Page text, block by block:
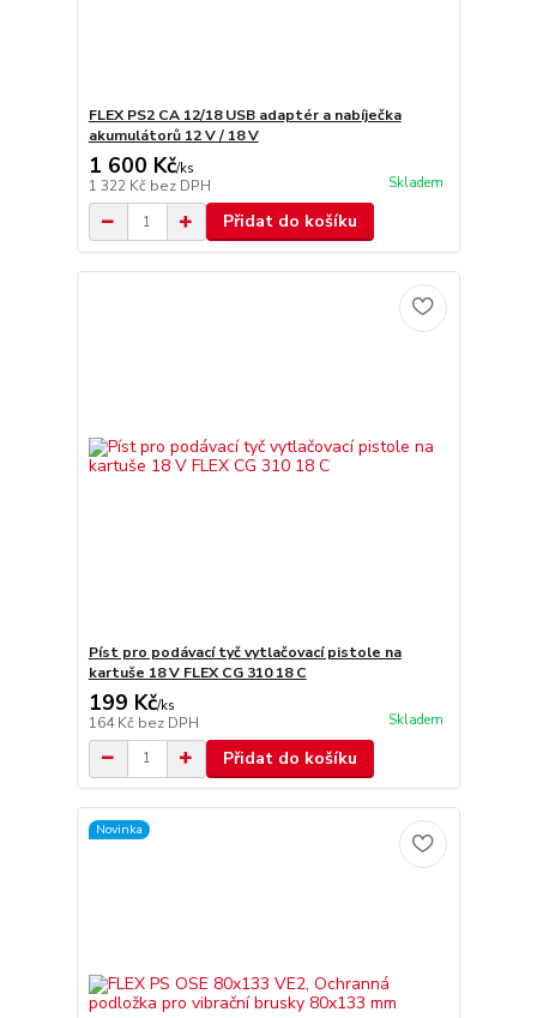
FLEX PS2 CA 12/18 USB adaptér a nabíječka
akumulátorů 12 V / 18 V
1 600 Kč/ks
1 322 Kč bez DPH Skladem
Přidat do košíku
Píst pro podávací tyč vytlačovací pistole na
kartuše 18 V FLEX CG 310 18 C
199 Kč/ks
164 Kč bez DPH Skladem
Přidat do košíku
Novinka